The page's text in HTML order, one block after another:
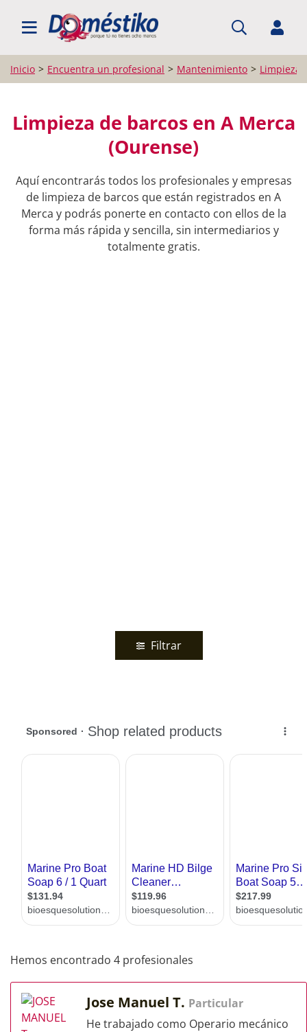
BUSCAR PROFESIONALES
Inicio Encuentra un profesional Mantenimiento Limpieza
Limpieza de barcos en A Merca
(Ourense)
Aquí encontrarás todos los profesionales y empresas
de limpieza de barcos que están registrados en A
Merca y podrás ponerte en contacto con ellos de la
forma más rápida y sencilla, sin intermediarios y
totalmente gratis.
Filtrar
Hemos encontrado 4 profesionales
Jose Manuel T. Particular
He trabajado como Operario mecánico